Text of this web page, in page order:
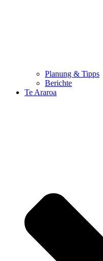
Planung & Tipps
Berichte
Te Araroa